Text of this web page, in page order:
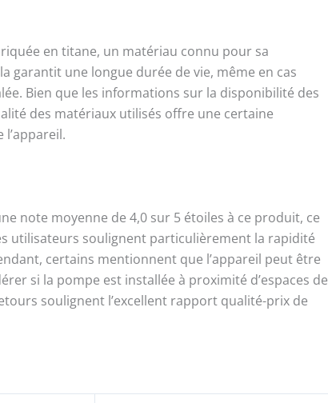
en titane, un matériau connu pour sa
garantit une longue durée de vie, même en cas
Bien que les informations sur la disponibilité des
des matériaux utilisés offre une certaine
note moyenne de 4,0 sur 5 étoiles à ce produit, ce
utilisateurs soulignent particulièrement la rapidité
certains mentionnent que l’appareil peut être
si la pompe est installée à proximité d’espaces de
soulignent l’excellent rapport qualité-prix de